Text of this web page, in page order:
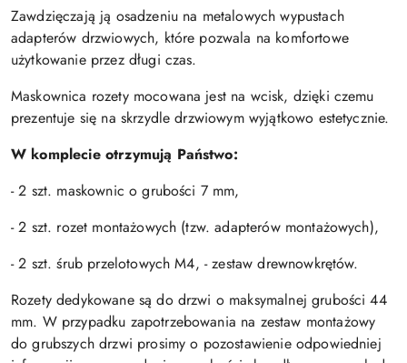
Zawdzięczają ją osadzeniu na metalowych wypustach
adapterów drzwiowych, które pozwala na komfortowe
użytkowanie przez długi czas.
Maskownica rozety mocowana jest na wcisk, dzięki czemu
prezentuje się na skrzydle drzwiowym wyjątkowo estetycznie.
W komplecie otrzymują Państwo:
- 2 szt. maskownic o grubości 7 mm,
- 2 szt. rozet montażowych (tzw. adapterów montażowych),
- 2 szt. śrub przelotowych M4, - zestaw drewnowkrętów.
Rozety dedykowane są do drzwi o maksymalnej grubości 44
mm. W przypadku zapotrzebowania na zestaw montażowy
do grubszych drzwi prosimy o pozostawienie odpowiedniej